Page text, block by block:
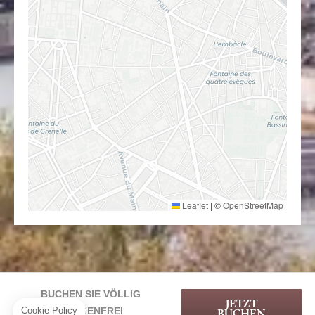
Leaflet | ©OpenStreetMap
BUCHEN SIE VÖLLIG
SORGENFREI
JETZT